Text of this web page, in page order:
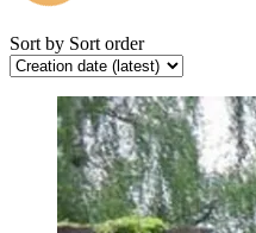
Sort by Sort order